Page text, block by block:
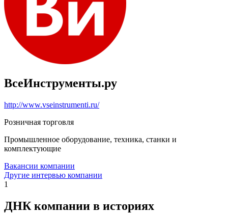
ВсеИнструменты.ру
http://www.vseinstrumenti.ru/
Розничная торговля
Промышленное оборудование, техника, станки и
комплектующие
Вакансии компании
Другие интервью компании
1
ДНК компании в историях